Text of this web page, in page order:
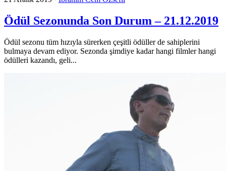
Ödül Sezonunda Son Durum – 21.12.2019
Ödül sezonu tüm hızıyla sürerken çeşitli ödüller de sahiplerini
bulmaya devam ediyor. Sezonda şimdiye kadar hangi filmler hangi
ödülleri kazandı, geli...